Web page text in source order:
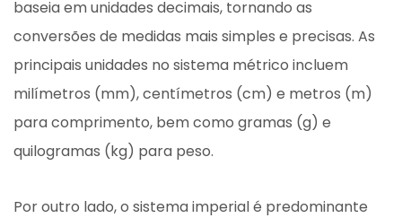
baseia em unidades decimais, tornando as
conversões de medidas mais simples e precisas. As
principais unidades no sistema métrico incluem
milímetros (mm), centímetros (cm) e metros (m)
para comprimento, bem como gramas (g) e
quilogramas (kg) para peso.
Por outro lado, o sistema imperial é predominante